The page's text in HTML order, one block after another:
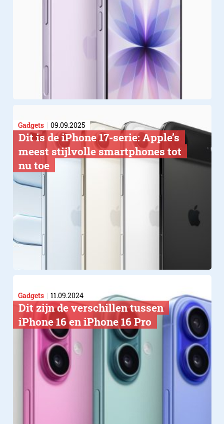
Gadgets 09.09.2025
Dit is de iPhone 17-serie: Apple’s
meest stijlvolle smartphones tot
nu toe
Gadgets 11.09.2024
Dit zijn de verschillen tussen
iPhone 16 en iPhone 16 Pro